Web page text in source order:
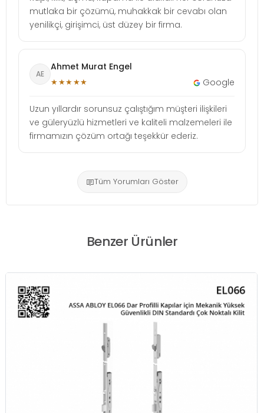
mutlaka bir çözümü, muhakkak bir cevabı olan
yenilikçi, girişimci, üst düzey bir firma.
AE
Ahmet Murat Engel
★★★★★ Google
Uzun yıllardır sorunsuz çalıştığım müşteri ilişkileri
ve güleryüzlü hizmetleri ve kaliteli malzemeleri ile
firmamızın çözüm ortağı teşekkür ederiz.
Tüm Yorumları Göster
Benzer Ürünler